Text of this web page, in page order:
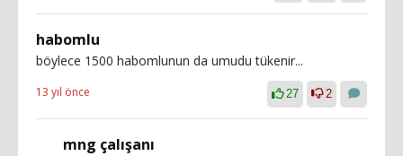
habomlu
böylece 1500 habomlunun da umudu tükenir...
13 yıl önce 27 2
mng çalışanı